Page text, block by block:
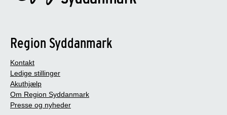
Region Syddanmark
Kontakt
Ledige stillinger
Akuthjælp
Om Region Syddanmark
Presse og nyheder